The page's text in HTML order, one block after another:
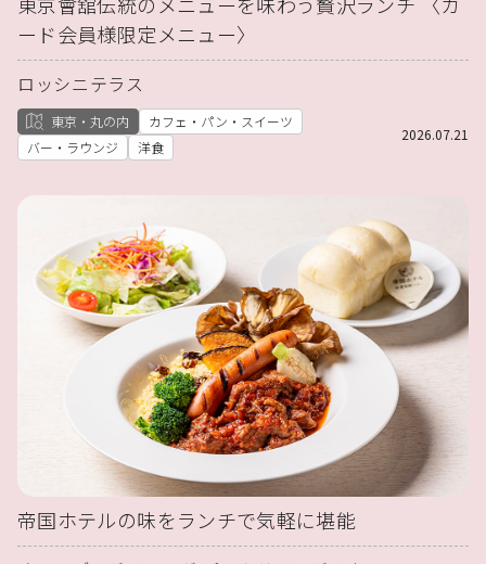
ード会員様限定メニュー〉
ロッシニテラス
東京・丸の内
カフェ・パン・スイーツ
バー・ラウンジ
洋食
2026.07.21
帝国ホテルの味をランチで気軽に堪能